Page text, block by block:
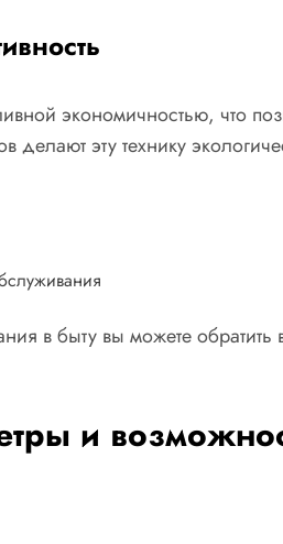
экономичностью, что
делают эту технику
в быту вы можете
и